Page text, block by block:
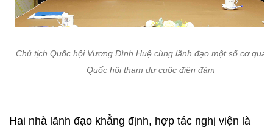
Chủ tịch Quốc hội Vương Đình Huệ cùng lãnh đạo một số cơ quan
Quốc hội tham dự cuộc điện đàm
Hai nhà lãnh đạo khẳng định, hợp tác nghị viện là